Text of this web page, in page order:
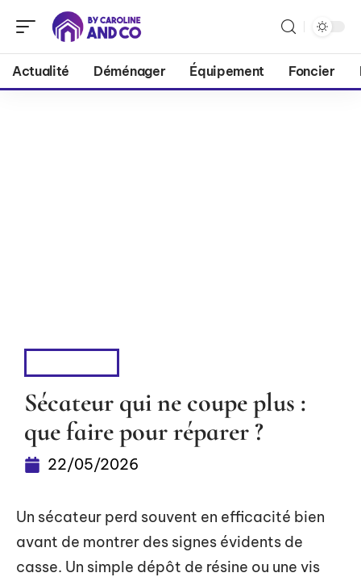
Actualité Déménager Équipement Foncier
Sécateur qui ne coupe plus :
que faire pour réparer ?
22/05/2026
Un sécateur perd souvent en efficacité bien
avant de montrer des signes évidents de
casse. Un simple dépôt de résine ou une vis